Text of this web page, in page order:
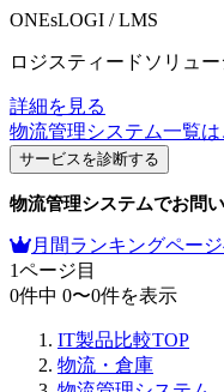
ONEsLOGI / LMS
ロジスティードソリュ
詳細を見る
物流管理システム一覧は
サービスを診断する
物流管理システムでお問
月間ランキングペー
1ページ目
0件中 0〜0件を表示
IT製品比較TOP
物流・倉庫